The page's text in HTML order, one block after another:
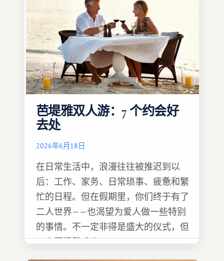
芭堤雅双人游：7 个约会好
去处
2026年6月18日
在日常生活中，浪漫往往被推迟到以
后：工作、家务、日常琐事、疲惫和繁
忙的日程。但在假期里，你们终于有了
二人世界——也渴望为爱人做一些特别
的事情。不一定非得是盛大的仪式，但
一定要温馨难忘 :)